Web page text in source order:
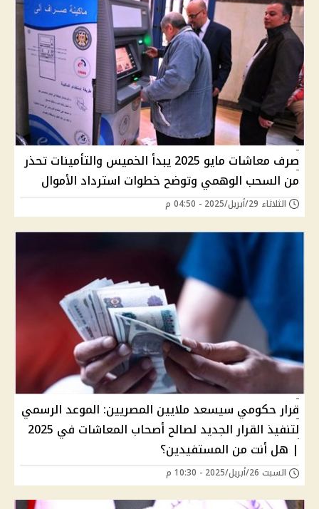
صرف معاشات مايو 2025 يبدأ الخميس والتأمينات تحذر
من السحب الوهمي وتوضح خطوات استرداد الأموال
الثلاثاء 29/أبريل/2025 - 04:50 م
قرار حكومي سيسعد ملايين المصريين: الموعد الرسمي
لتنفيذ القرار الجديد لصالح أصحاب المعاشات في 2025
| هل أنت من المستفيدين؟
السبت 26/أبريل/2025 - 10:30 م